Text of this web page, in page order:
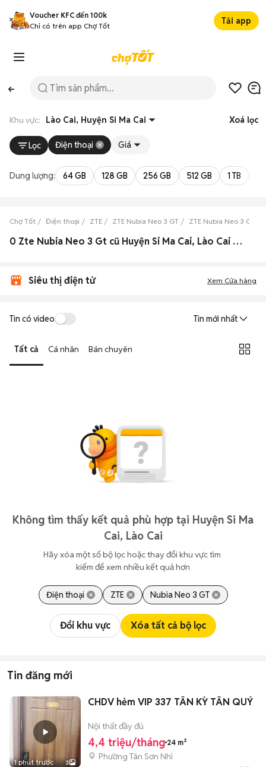
Voucher KFC đến 100k
Chỉ có trên app Chợ Tốt
Tải app
Khu vực: Lào Cai, Huyện Si Ma Cai Xoá lọc
Lọc Điện thoại Giá
Dung lượng: 64 GB 128 GB 256 GB 512 GB 1 TB
Chợ Tốt Điện thoại ZTE ZTE Nubia Neo 3 GT ZTE Nubia Neo 3 GT
0 Zte Nubia Neo 3 Gt cũ Huyện Si Ma Cai, Lào Cai đẹp
Siêu thị điện tử Xem Cửa hàng
Tin có video Tin mới nhất
Tất cả Cá nhân Bán chuyên
Không tìm thấy kết quả phù hợp tại Huyện Si Ma
Cai, Lào Cai
Hãy xóa một số bộ lọc hoặc thay đổi khu vực tìm
kiếm để xem nhiều kết quả hơn
Điện thoại ZTE Nubia Neo 3 GT
Đổi khu vực Xóa tất cả bộ lọc
Tin đăng mới
1 phút trước 3
CHDV hẻm VIP 337 TÂN KỲ TÂN QUÝ
Nội thất đầy đủ
4,4 triệu/tháng 24 m²
Phường Tân Sơn Nhì